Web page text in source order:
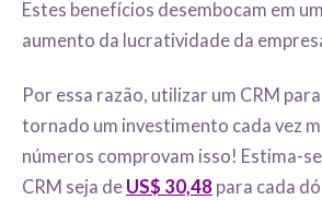
Estes benefícios desembocam em
aumento da lucratividade da
Por essa razão, utilizar um CRM
tornado um investimento cada vez
números comprovam isso! Estima-
CRM seja de US$ 30,48 para cada